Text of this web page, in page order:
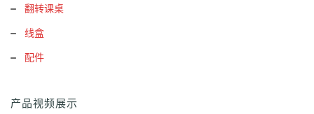
翻转课桌
线盒
配件
产品视频展示